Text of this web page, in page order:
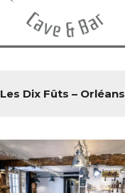
Les Dix Fûts – Orléans